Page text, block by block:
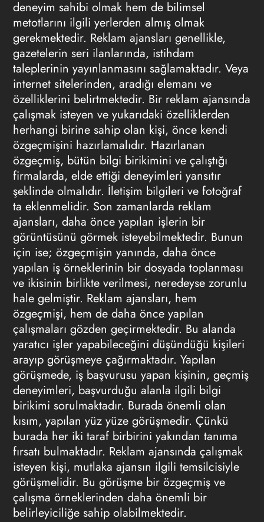
deneyim sahibi olmak hem de bilimsel
metotlarını ilgili yerlerden almış olmak
gerekmektedir. Reklam ajansları genellikle,
gazetelerin seri ilanlarında, istihdam
taleplerinin yayınlanmasını sağlamaktadır. Veya
internet sitelerinden, aradığı elemanı ve
özelliklerini belirtmektedir. Bir reklam ajansında
çalışmak isteyen ve yukarıdaki özelliklerden
herhangi birine sahip olan kişi, önce kendi
özgeçmişini hazırlamalıdır. Hazırlanan
özgeçmiş, bütün bilgi birikimini ve çalıştığı
firmalarda, elde ettiği deneyimleri yansıtır
şeklinde olmalıdır. İletişim bilgileri ve fotoğraf
ta eklenmelidir. Son zamanlarda reklam
ajansları, daha önce yapılan işlerin bir
görüntüsünü görmek isteyebilmektedir. Bunun
için ise; özgeçmişin yanında, daha önce
yapılan iş örneklerinin bir dosyada toplanması
ve ikisinin birlikte verilmesi, neredeyse zorunlu
hale gelmiştir. Reklam ajansları, hem
özgeçmişi, hem de daha önce yapılan
çalışmaları gözden geçirmektedir. Bu alanda
yaratıcı işler yapabileceğini düşündüğü kişileri
arayıp görüşmeye çağırmaktadır. Yapılan
görüşmede, iş başvurusu yapan kişinin, geçmiş
deneyimleri, başvurduğu alanla ilgili bilgi
birikimi sorulmaktadır. Burada önemli olan
kısım, yapılan yüz yüze görüşmedir. Çünkü
burada her iki taraf birbirini yakından tanıma
fırsatı bulmaktadır. Reklam ajansında çalışmak
isteyen kişi, mutlaka ajansın ilgili temsilcisiyle
görüşmelidir. Bu görüşme bir özgeçmiş ve
çalışma örneklerinden daha önemli bir
belirleyiciliğe sahip olabilmektedir.